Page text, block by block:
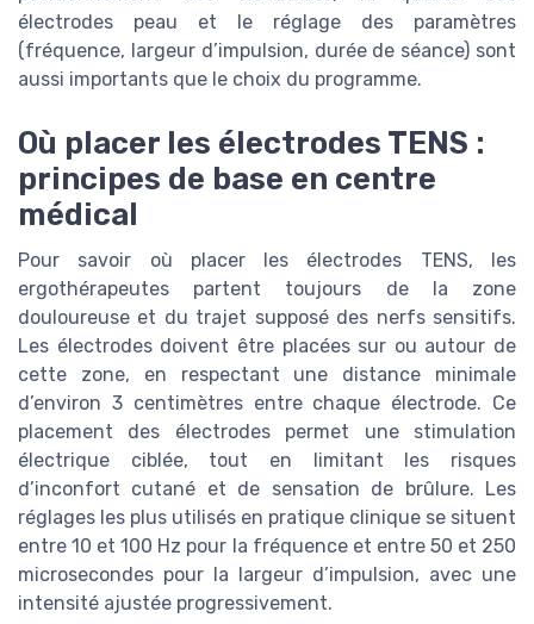
électrodes peau et le réglage des paramètres
(fréquence, largeur d’impulsion, durée de séance) sont
aussi importants que le choix du programme.
Où placer les électrodes TENS :
principes de base en centre
médical
Pour savoir où placer les électrodes TENS, les
ergothérapeutes partent toujours de la zone
douloureuse et du trajet supposé des nerfs sensitifs.
Les électrodes doivent être placées sur ou autour de
cette zone, en respectant une distance minimale
d’environ 3 centimètres entre chaque électrode. Ce
placement des électrodes permet une stimulation
électrique ciblée, tout en limitant les risques
d’inconfort cutané et de sensation de brûlure. Les
réglages les plus utilisés en pratique clinique se situent
entre 10 et 100 Hz pour la fréquence et entre 50 et 250
microsecondes pour la largeur d’impulsion, avec une
intensité ajustée progressivement.